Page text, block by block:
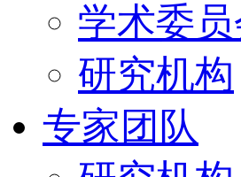
学术委
研究机构
专家团队